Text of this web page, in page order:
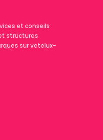
et conseils
structures
sur vetelux-